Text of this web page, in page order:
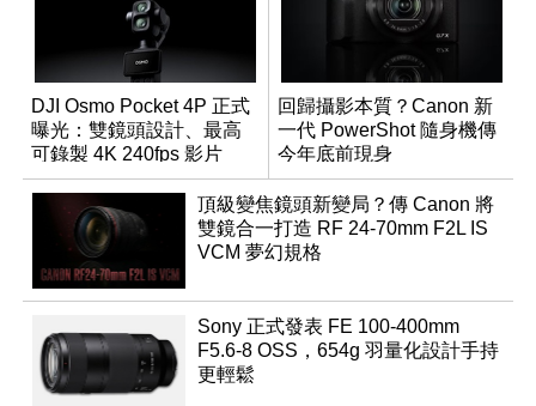
DJI Osmo Pocket 4P 正式
曝光：雙鏡頭設計、最高
可錄製 4K 240fps 影片
回歸攝影本質？Canon 新
一代 PowerShot 隨身機傳
今年底前現身
頂級變焦鏡頭新變局？傳 Canon 將
雙鏡合一打造 RF 24-70mm F2L IS
VCM 夢幻規格
Sony 正式發表 FE 100-400mm
F5.6-8 OSS，654g 羽量化設計手持
更輕鬆